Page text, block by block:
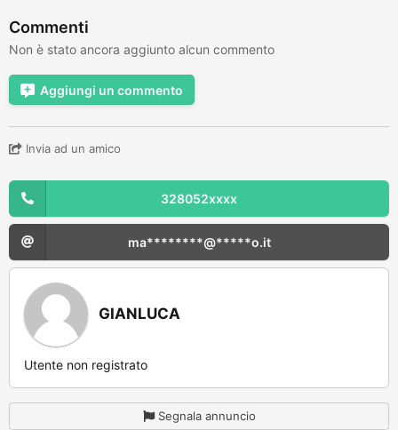
Commenti
Non è stato ancora aggiunto alcun commento
Aggiungi un commento
Invia ad un amico
328052xxxx
ma********@*****o.it
GIANLUCA
Utente non registrato
Segnala annuncio